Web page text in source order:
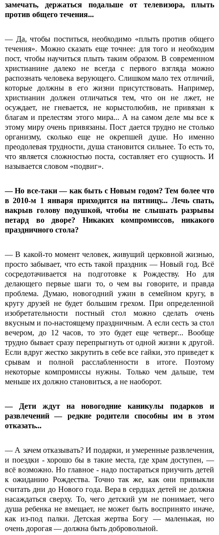
замечать, держаться подальше от телевизора, плыть
против общего течения...
— Да, чтобы поститься, необходимо «плыть против общего
течения». Можно сказать еще точнее: для того и необходим
пост, чтобы научиться плыть таким образом. В современном
христианине далеко не всегда с первого взгляда можно
распознать человека верующего. Слишком мало тех отличий,
которые должны в его жизни присутствовать. Например,
христианин должен отличаться тем, что он не лжет, не
осуждает, не гневается, не корыстолюбив, не привязан к
благам и прелестям этого мира... А на самом деле мы все к
этому миру очень привязаны. Пост дается трудно не столько
организму, сколько еще не окрепшей душе. Но именно
преодолевая трудности, душа становится сильнее. То есть то,
что является сложностью поста, составляет его сущность. И
называется словом «подвиг».
— Но все-таки — как быть с Новым годом? Тем более что
в 2010-м 1 января приходится на пятницу... Лечь спать,
накрыв голову подушкой, чтобы не слышать разрывы
петард во дворе? Никаких компромиссов, никакого
праздничного стола?
— В какой-то момент человек, живущий церковной жизнью,
просто забывает, что есть такой праздник — Новый год. Всё
сосредотачивается на подготовке к Рождеству. Но для
делающего первые шаги то, о чем вы говорите, и правда
проблема. Думаю, новогодний ужин в семейном кругу, в
кругу друзей не будет большим грехом. При определенной
изобретательности постный стол можно сделать очень
вкусным и по-настоящему праздничным. А если сесть за стол
вечером, до 12 часов, то это будет еще четверг... Вообще
трудно бывает сразу перепрыгнуть от одной жизни к другой.
Если вдруг жестко закрутить в себе все гайки, это приведет к
срывам и полной расслабленности в итоге. Поэтому
некоторые компромиссы нужны. Только чем дальше, тем
меньше их должно становиться, а не наоборот.
— Дети ждут на новогодние каникулы подарков и
развлечений — редкие родители способны им в этом
отказать...
— А зачем отказывать? И подарки, и умеренные развлечения,
и поездки - хорошо бы в такие места, где храм доступен, —
всё возможно. Но главное - надо постараться приучить детей
к ожиданию Рождества. Точно так же, как они привыкли
считать дни до Нового года. Вера в сердцах детей не должна
насаждаться сверху. То, чего детский ум не понимает, чего
душа ребенка не вмещает, не может быть воспринято иначе,
как из-под палки. Детская жертва Богу — маленькая, но
очень дорогая — должна быть добровольной.